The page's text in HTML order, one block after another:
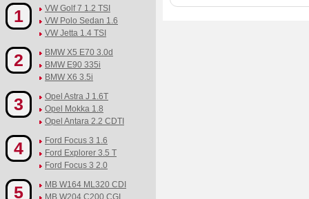
1
VW Golf 7 1.2 TSI
VW Polo Sedan 1.6
VW Jetta 1.4 TSI
2
BMW X5 E70 3.0d
BMW E90 335i
BMW X6 3.5i
3
Opel Astra J 1.6T
Opel Mokka 1.8
Opel Antara 2.2 CDTI
4
Ford Focus 3 1.6
Ford Explorer 3.5 T
Ford Focus 3 2.0
5
MB W164 ML320 CDI
MB W204 C200 CGI